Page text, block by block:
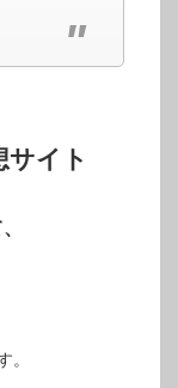
サイト
。